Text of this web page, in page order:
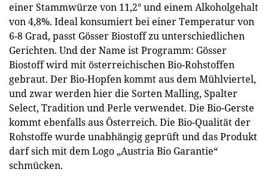
einer Stammwürze von 11,2° und einem Alkoholgehalt
von 4,8%. Ideal konsumiert bei einer Temperatur von
6-8 Grad, passt Gösser Biostoff zu unterschiedlichen
Gerichten. Und der Name ist Programm: Gösser
Biostoff wird mit österreichischen Bio-Rohstoffen
gebraut. Der Bio-Hopfen kommt aus dem Mühlviertel,
und zwar werden hier die Sorten Malling, Spalter
Select, Tradition und Perle verwendet. Die Bio-Gerste
kommt ebenfalls aus Österreich. Die Bio-Qualität der
Rohstoffe wurde unabhängig geprüft und das Produkt
darf sich mit dem Logo „Austria Bio Garantie“
schmücken.